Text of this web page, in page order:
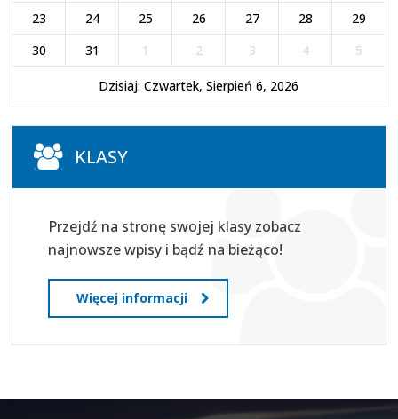
23
24 25 26 27 28
29
30
31 1 2 3 4 5
Dzisiaj: Czwartek, Sierpień 6, 2026
KLASY
Przejdź na stronę swojej klasy zobacz
najnowsze wpisy i bądź na bieżąco!
Więcej informacji